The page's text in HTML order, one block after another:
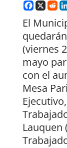
El
(viernes
mayo
con el
Mesa
Lauquen